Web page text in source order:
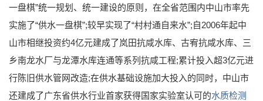
一盘棋”统一规划、统一建设的原则，在全省范围内中山市率先
实施了“供水一盘棋”;较早实现了“村村通自来水”;自2006年起中
山市相继投资约4亿元建成了岚田抗咸水库、古宥抗咸水库、三
乡南龙水厂与龙潭水库连通等系列抗咸工程;累计投入超3亿元进
行陈旧供水管网改造;在供水基础设施加大投入的同时，中山市
还建成了广东省供水行业首家获得国家实验室认可的水质检测